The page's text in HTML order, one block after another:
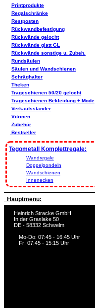
Printprodukte
Regalschränke
Restposten
Rückwandbefestigung
Rückwände gelocht
Rückwände glatt GL
Rückwände sonstige u. Zubeh.
Rundsäulen
Säulen und Wandschienen
Schräghalter
Theken
Trageschienen 50/20 gelocht
Trageschienen Bekleidung + Mode
Verkaufsständer
Vitrinen
Zubehör
Bestseller
Tegometall Komplettregale:
Wandregale
Doppelgondeln
Wandschienen
Innenecken
Hauptmenu:
Heinrich Stracke GmbH
In der Graslake 50
DE - 58332 Schwelm
Mo-Do: 07:45 - 16:45 Uhr
Fr: 07:45 - 15:15 Uhr